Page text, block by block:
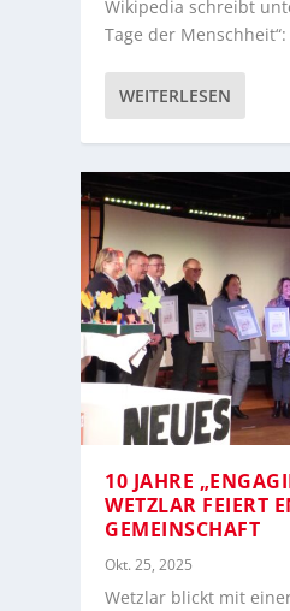
Wikipedia schreibt
Tage der Menschheit“:
WEITERLESEN
10 JAHRE
WETZLAR FEIERT
GEMEINSCHAFT
Okt. 25, 2025
Wetzlar blickt mit